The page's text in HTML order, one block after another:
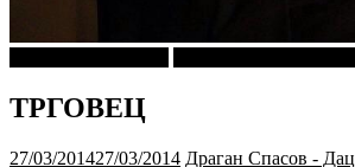
ТРГОВЕЦ
27/03/201427/03/2014 Драган Спасов - Дац